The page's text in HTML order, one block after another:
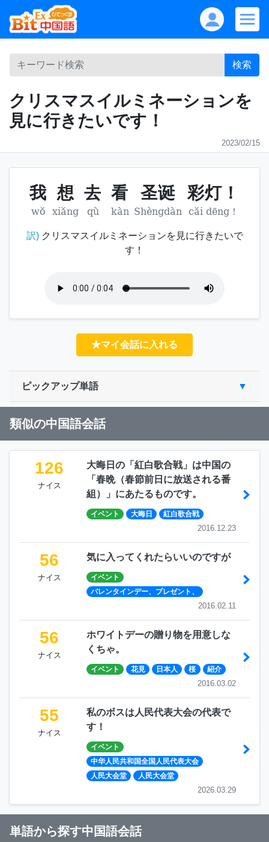
検索
クリスマスイルミネーションを
見に行きたいです！
2023/02/15
我 想 去 看 圣诞 彩灯！
wǒ xiǎng qù kàn Shèngdàn cǎi dēng！
訳)クリスマスイルミネーションを見に行きたいで
す！
★マイ会話に入れる
ピックアップ単語
類似の中国語会話
126
ナイス
大晦日の「紅白歌合戦」は中国の
「春晩（春節前日に放送される番
組）」にあたるものです。
イベント 大晦日 紅白歌合戦
2016.12.23
56
ナイス
気に入ってくれたらいいのですが
イベント
バレンタインデー、プレゼント、
2016.02.11
56
ナイス
ホワイトデーの贈り物を用意しな
くちゃ。
イベント 花見 日本人 桜 紹介
2016.03.02
55
ナイス
私のボスは人民代表大会の代表で
す！
イベント
中华人民共和国全国人民代表大会
人民大会堂
人民大会堂
2026.03.29
単語から探す中国語会話